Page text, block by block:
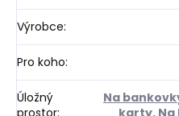
Výrobce:
Pro koho:
Úložný
prostor:
Na
karty,